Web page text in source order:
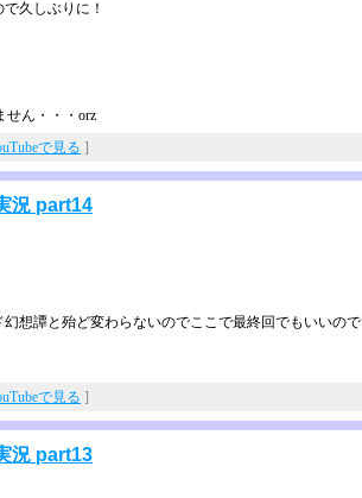
久しぶりに！
せん・・・orz
で見る ]
況 part14
想譚と殆ど変わらないのでここで最終­回でもいいので
で見る ]
況 part13